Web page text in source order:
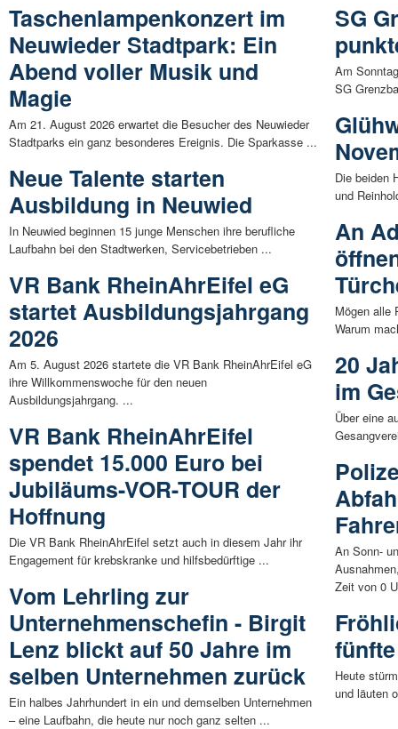
Taschenlampenkonzert im
Neuwieder Stadtpark: Ein
Abend voller Musik und
Magie
Am 21. August 2026 erwartet die Besucher des Neuwieder
Stadtparks ein ganz besonderes Ereignis. Die Sparkasse ...
Neue Talente starten
Ausbildung in Neuwied
In Neuwied beginnen 15 junge Menschen ihre berufliche
Laufbahn bei den Stadtwerken, Servicebetrieben ...
VR Bank RheinAhrEifel eG
startet Ausbildungsjahrgang
2026
Am 5. August 2026 startete die VR Bank RheinAhrEifel eG
ihre Willkommenswoche für den neuen
Ausbildungsjahrgang. ...
VR Bank RheinAhrEifel
spendet 15.000 Euro bei
Jubiläums-VOR-TOUR der
Hoffnung
Die VR Bank RheinAhrEifel setzt auch in diesem Jahr ihr
Engagement für krebskranke und hilfsbedürftige ...
Vom Lehrling zur
Unternehmenschefin - Birgit
Lenz blickt auf 50 Jahre im
selben Unternehmen zurück
Ein halbes Jahrhundert in ein und demselben Unternehmen
– eine Laufbahn, die heute nur noch ganz selten ...
SG
Am
SG
Die beiden
und
An
Mögen alle
Warum
20
im
Über eine
An Sonn-
Zeit von 0
Heute
und läuten